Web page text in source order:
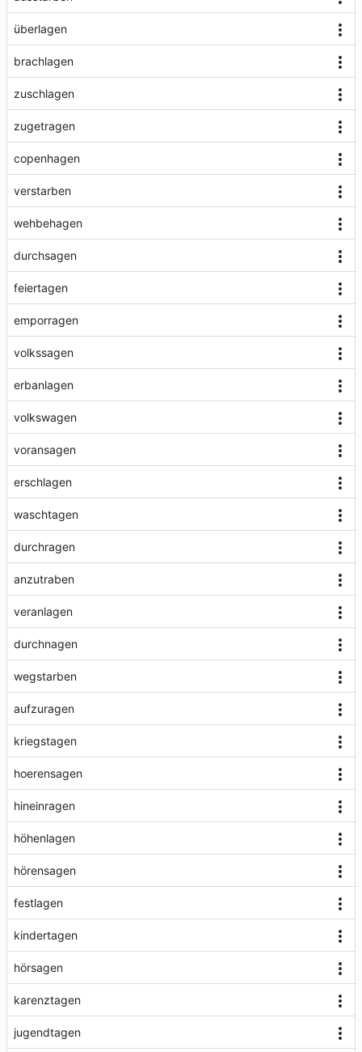
überlagen
brachlagen
zuschlagen
zugetragen
copenhagen
verstarben
wehbehagen
durchsagen
feiertagen
emporragen
volkssagen
erbanlagen
volkswagen
voransagen
erschlagen
waschtagen
durchragen
anzutraben
veranlagen
durchnagen
wegstarben
aufzuragen
kriegstagen
hoerensagen
hineinragen
höhenlagen
hörensagen
festlagen
kindertagen
hörsagen
karenztagen
jugendtagen